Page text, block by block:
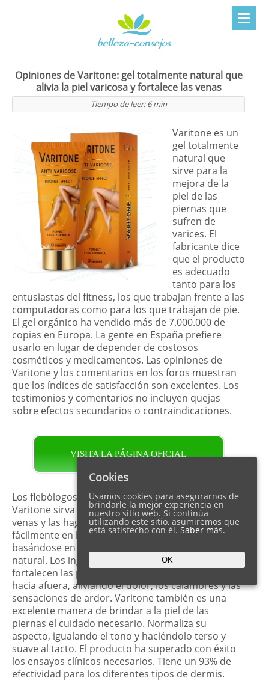
Opiniones de Varitone: gel totalmente natural que
alivia la piel varicosa y fortalece las venas
Tiempo de leer:6 min
Varitone es un
gel totalmente
natural que
sirve para la
mejora de la
piel de las
piernas que
sufren de
varices. El
fabricante dice
que el producto
es adecuado
tanto para los
entusiastas del fitness, los que trabajan frente a las
computadoras como para los que trabajan de pie.
El gel orgánico ha vendido más de 7.000.000 de
copias en Europa. La gente en España prefiere
usarlo en lugar de depender de costosos
cosméticos y medicamentos. Las opiniones de
Varitone y los comentarios en los foros muestran
que los índices de satisfacción son excelentes. Los
testimonios y comentarios no incluyen quejas
sobre efectos secundarios o contraindicaciones.
VISITA LA PÁGINA OFICIAL
Los flebólogos también están interesados ​​en que
Varitone sirva para fortalecer las paredes de las
venas y las haga más elásticas. El gel penetra
fácilmente en las capas superiores de la piel,
basándose en una composición completamente
natural. Los ingredientes orgánicos que contiene
fortalecen las paredes de las venas desde adentro
hacia afuera, aliviando el dolor, los calambres y las
sensaciones de ardor. Varitone también es una
excelente manera de brindar a la piel de las
piernas el cuidado necesario. Normaliza su
aspecto, igualando el tono y haciéndolo terso y
suave al tacto. El producto ha superado con éxito
los ensayos clínicos necesarios. Tiene un 93% de
efectividad para los diferentes tipos de dermis.
Cookies
Usamos cookies para asegurarnos de
brindarle la mejor experiencia en
nuestro sitio web. Si continúa
utilizando este sitio, asumiremos que
está satisfecho con él. Saber más.
OK